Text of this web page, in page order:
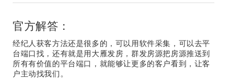
官方解答：
经纪人获客方法还是很多的，可以用软件采集，可以去平
台端口找，还有就是用大雁发房，群发房源把房源推送到
所有有价值的平台端口，就能够让更多的客户看到，让客
户主动找我们。